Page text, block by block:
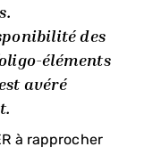
des
éléments
avéré
à rapprocher